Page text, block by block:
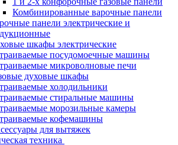
Комбинированные варочные панели
панели электрические и
шкафы электрические
посудомоечные машины
микроволновые печи
духовые шкафы
холодильники
стиральные машины
морозильные камеры
кофемашины
для вытяжек
техника